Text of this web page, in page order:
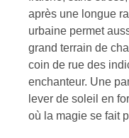
après une longue
urbaine permet
grand terrain de
coin de rue des
enchanteur. Une
lever de soleil en
où la magie se fait